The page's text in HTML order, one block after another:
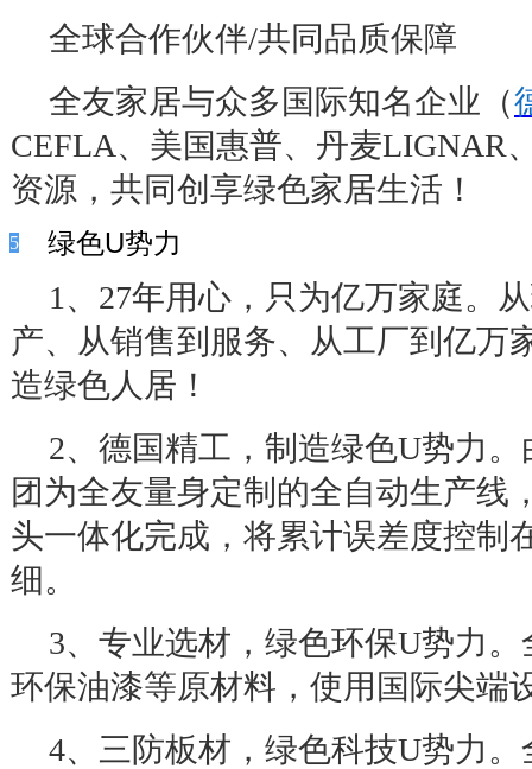
全球合作伙伴/共同品质保障
全友家居与众多国际知名企业（
CEFLA、美国惠普、丹麦LIGNAR
资源，共同创享绿色家居生活！
5 绿色U势力
1 、 27年用心，只为亿万家庭。
产、从销售到服务、从工厂到亿万
造绿色人居！
2、德国精工，制造绿色U势力。
团为全友量身定制的全自动生产线
头一体化完成，将累计误差度控制
细。
3、专业选材，绿色环保U势力。
环保油漆等原材料，使用国际尖端
4、三防板材，绿色科技U势力。